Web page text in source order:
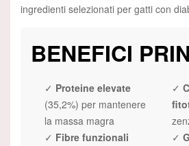
ingredienti selezionati per gatti con
BENEFICI
✓ Proteine elevate
(35,2%) per mantenere
la massa magra
✓ Fibre funzionali
✓
✓